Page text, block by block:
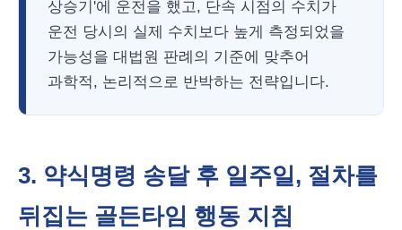
상승기'에 운전을 했고, 단속 시점의 수치가
운전 당시의 실제 수치보다 높게 측정되었을
가능성을 대법원 판례의 기준에 맞추어
과학적, 논리적으로 반박하는 전략입니다.
3. 약식명령 송달 후 일주일, 절차를
뒤집는 골든타임 행동 지침